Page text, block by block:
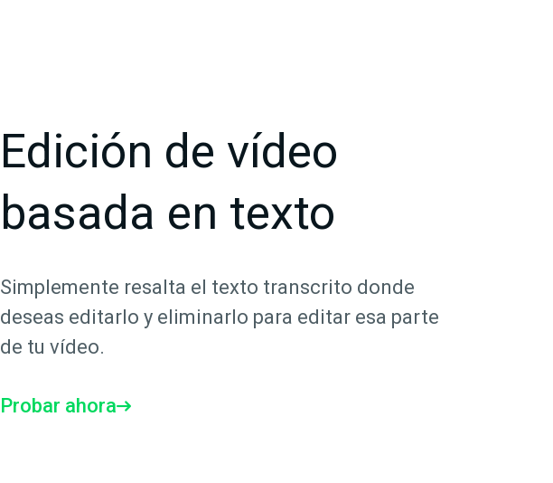
Edición de vídeo
basada en texto
Simplemente resalta el texto transcrito donde
deseas editarlo y eliminarlo para editar esa parte
de tu vídeo.
Probar ahora